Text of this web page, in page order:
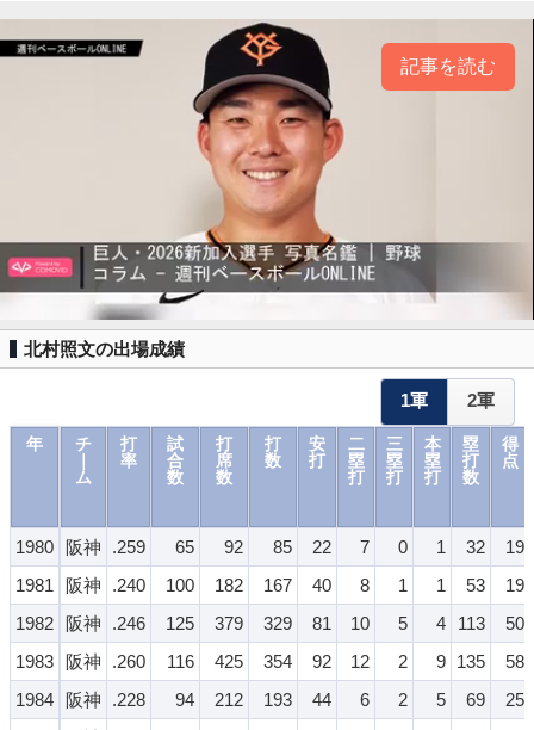
記事を読む
北村照文の出場成績
1軍 2軍
年
1980
1981
1982
1983
1984
チ
ム
打
率
試
合
数
打
席
数
打
数
安
打
二
塁
打
三
塁
打
本
塁
打
塁
打
数
得
点
阪神 .259 65 92 85 22 7 0 1 32
19
阪神
.240 100 182 167 40 8 1 1 53
19
阪神
.246 125 379 329 81 10 5 4 113
50
阪神
.260 116 425 354 92 12 2 9 135
58
阪神
.228 94 212 193 44 6 2 5 69
25